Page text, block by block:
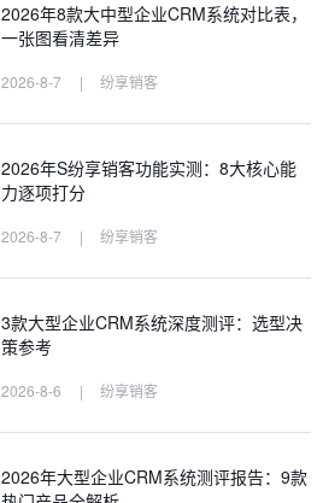
2026年8款大中型企业CRM系统对比表，
一张图看清差异
2026-8-7 | 纷享销客
2026年S纷享销客功能实测：8大核心能
力逐项打分
2026-8-7 | 纷享销客
3款大型企业CRM系统深度测评：选型决
策参考
2026-8-6 | 纷享销客
2026年大型企业CRM系统测评报告：9款